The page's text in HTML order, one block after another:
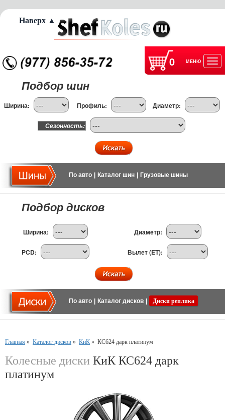
0 МЕНЮ
Подбор шин
Ширина: Профиль: Диаметр:
Сезонность:
По авто Каталог шин Грузовые шины
Подбор дисков
Ширина: Диаметр:
PCD: Вылет (ET):
По авто Каталог дисков Диски реплика
Главная » Каталог дисков » КиК » КС624 дарк платинум
Колесные диски КиК КС624 дарк
платинум
Наверх ▲